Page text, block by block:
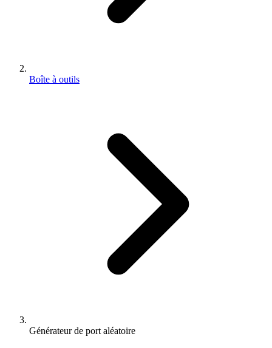
Boîte à outils
Générateur de port aléatoire